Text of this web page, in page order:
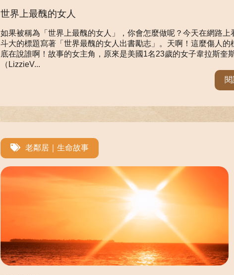
世界上最醜的女人
如果被稱為「世界上最醜的女人」，你會怎麼做呢？今天在網路上
斗大的標題寫著「世界最醜的女人出書勵志」。天啊！這麼傷人的
底在說誰啊！故事的女主角，原來是美國1名23歲的女子韋拉斯奎
（LizzieV...
老鄰居｜生命故事